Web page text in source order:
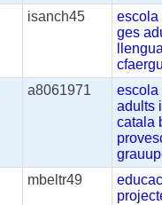
isanch45
escola
ges
a8061971
escola
adults
catala
mbeltr49